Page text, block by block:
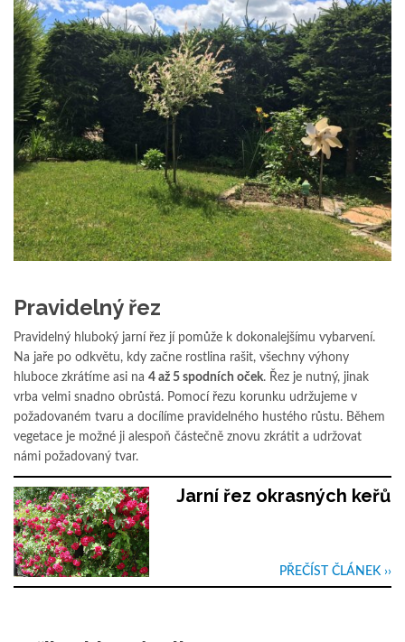
Pravidelný řez
Pravidelný hluboký jarní řez jí pomůže k dokonalejšímu vybarvení.
Na jaře po odkvětu, kdy začne rostlina rašit, všechny výhony
hluboce zkrátíme asi na 4 až 5 spodních oček. Řez je nutný, jinak
vrba velmi snadno obrůstá. Pomocí řezu korunku udržujeme v
požadovaném tvaru a docílíme pravidelného hustého růstu. Během
vegetace je možné ji alespoň částečně znovu zkrátit a udržovat
námi požadovaný tvar.
Jarní řez okrasných keřů
PŘEČÍST ČLÁNEK ››